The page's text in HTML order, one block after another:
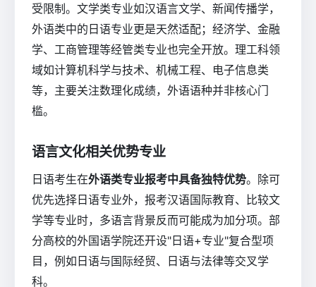
受限制。文学类专业如汉语言文学、新闻传播学，
外语类中的日语专业更是天然适配；经济学、金融
学、工商管理等经管类专业也完全开放。理工科领
域如计算机科学与技术、机械工程、电子信息类
等，主要关注数理化成绩，外语语种并非核心门
槛。
语言文化相关优势专业
日语考生在外语类专业报考中具备独特优势。除可
优先选择日语专业外，报考汉语国际教育、比较文
学等专业时，多语言背景反而可能成为加分项。部
分高校的外国语学院还开设"日语+专业"复合型项
目，例如日语与国际经贸、日语与法律等交叉学
科。